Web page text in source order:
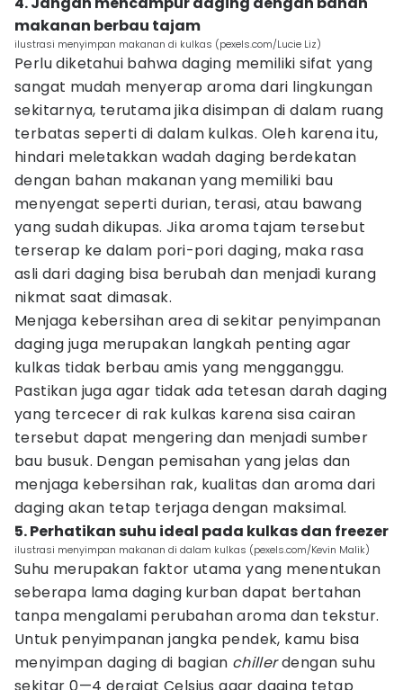
makanan berbau tajam
ilustrasi menyimpan makanan di kulkas (pexels.com/Lucie Liz)
Perlu diketahui bahwa daging memiliki sifat yang
sangat mudah menyerap aroma dari lingkungan
sekitarnya, terutama jika disimpan di dalam ruang
terbatas seperti di dalam kulkas. Oleh karena itu,
hindari meletakkan wadah daging berdekatan
dengan bahan makanan yang memiliki bau
menyengat seperti durian, terasi, atau bawang
yang sudah dikupas. Jika aroma tajam tersebut
terserap ke dalam pori-pori daging, maka rasa
asli dari daging bisa berubah dan menjadi kurang
nikmat saat dimasak.
Menjaga kebersihan area di sekitar penyimpanan
daging juga merupakan langkah penting agar
kulkas tidak berbau amis yang mengganggu.
Pastikan juga agar tidak ada tetesan darah daging
yang tercecer di rak kulkas karena sisa cairan
tersebut dapat mengering dan menjadi sumber
bau busuk. Dengan pemisahan yang jelas dan
menjaga kebersihan rak, kualitas dan aroma dari
daging akan tetap terjaga dengan maksimal.
5. Perhatikan suhu ideal pada kulkas dan freezer
ilustrasi menyimpan makanan di dalam kulkas (pexels.com/Kevin Malik)
Suhu merupakan faktor utama yang menentukan
seberapa lama daging kurban dapat bertahan
tanpa mengalami perubahan aroma dan tekstur.
Untuk penyimpanan jangka pendek, kamu bisa
menyimpan daging di bagian chillerdengan suhu